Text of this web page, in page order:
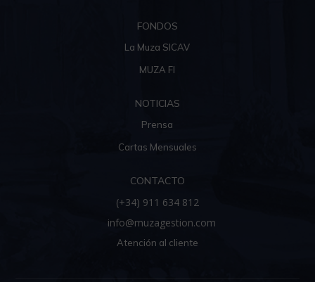
FONDOS
La Muza SICAV
MUZA FI
NOTICIAS
Prensa
Cartas Mensuales
CONTACTO
(+34) 911 634 812
info@muzagestion.com
Atención al cliente